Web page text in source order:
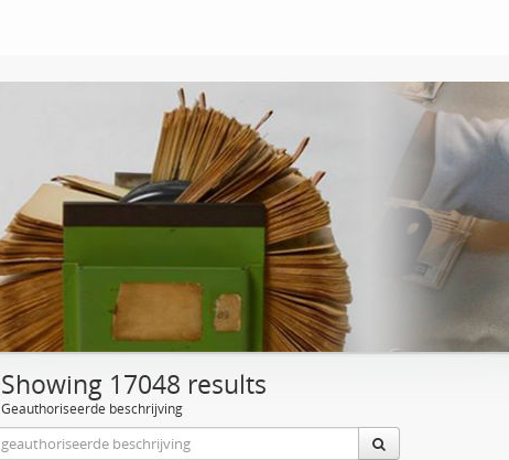
Showing 17048 results
Geauthoriseerde beschrijving